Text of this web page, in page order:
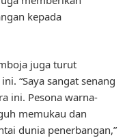
kepada
juga turut
“Saya sangat senang
ini. Pesona warna-
memukau dan
dunia penerbangan,”